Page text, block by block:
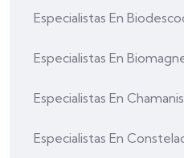
Especialistas En
Especialistas En
Especialistas En
Especialistas En